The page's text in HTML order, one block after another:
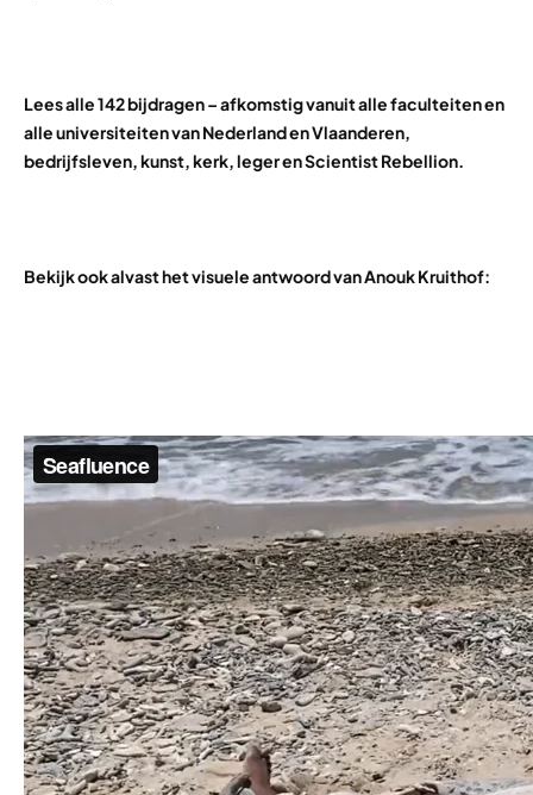
Lees alle 142 bijdragen – afkomstig vanuit alle faculteiten en
alle universiteiten van Nederland en Vlaanderen,
bedrijfsleven, kunst, kerk, leger en Scientist Rebellion.
Bekijk ook alvast het visuele antwoord van Anouk Kruithof: